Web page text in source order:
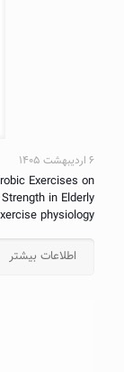
۶ اردیبهشت ۱۴۰۵
Exercises on
in Elderly
physiology
اطلاعات بیشتر